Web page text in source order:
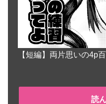
【短編】両片思いの
読